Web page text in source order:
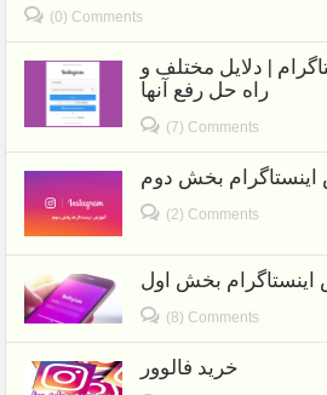
(0) Comments
| دلایل مختلف و
راه حل رفع آنها
(7) Comments
بخش دوم
(2) Comments
بخش اول
(8) Comments
خرید فالوور